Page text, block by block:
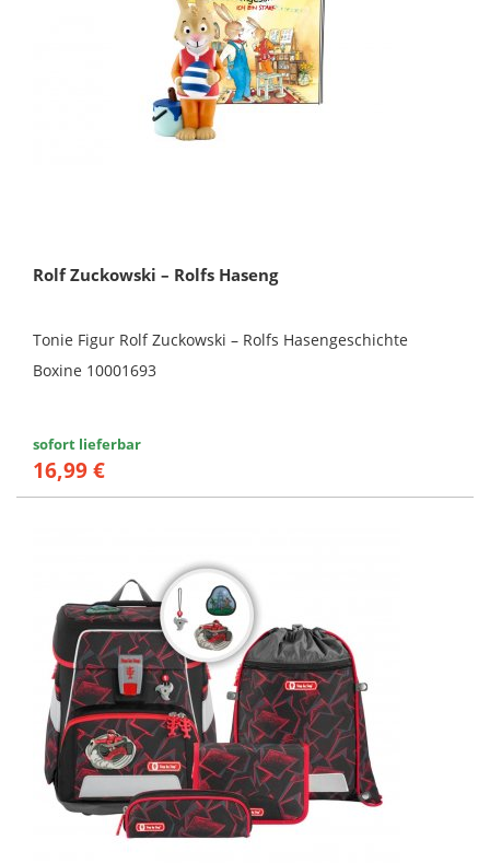
Rolf Zuckowski – Rolfs Haseng
Tonie Figur Rolf Zuckowski – Rolfs Hasengeschichte
Boxine 10001693
sofort lieferbar
16,99 €